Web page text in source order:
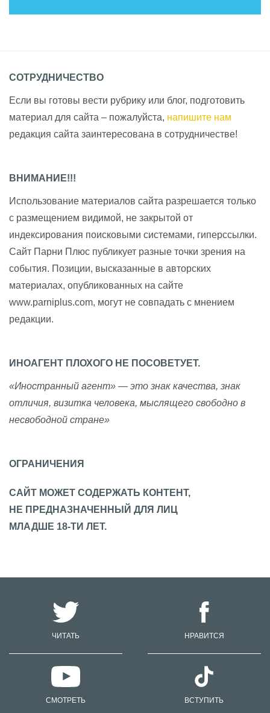
СОТРУДНИЧЕСТВО
Если вы готовы вести рубрику или блог, подготовить
материал для сайта – пожалуйста, напишите нам
редакция сайта заинтересована в сотрудничестве!
ВНИМАНИЕ!!!
Использование материалов сайта разрешается только
с размещением видимой, не закрытой от
индексирования поисковыми системами, гиперссылки.
Сайт Парни Плюс публикует разные точки зрения на
события. Позиции, высказанные в авторских
материалах, опубликованных на сайте
www.parniplus.com, могут не совпадать с мнением
редакции.
ИНОАГЕНТ ПЛОХОГО НЕ ПОСОВЕТУЕТ.
«Иностранный агент» — это знак качества, знак
отличия, визитка человека, мыслящего свободно в
несвободной стране»
ОГРАНИЧЕНИЯ
САЙТ МОЖЕТ СОДЕРЖАТЬ КОНТЕНТ,
НЕ ПРЕДНАЗНАЧЕННЫЙ ДЛЯ ЛИЦ
МЛАДШЕ 18-ТИ ЛЕТ.
ЧИТАТЬ НРАВИТСЯ
СМОТРЕТЬ ВСТУПИТЬ